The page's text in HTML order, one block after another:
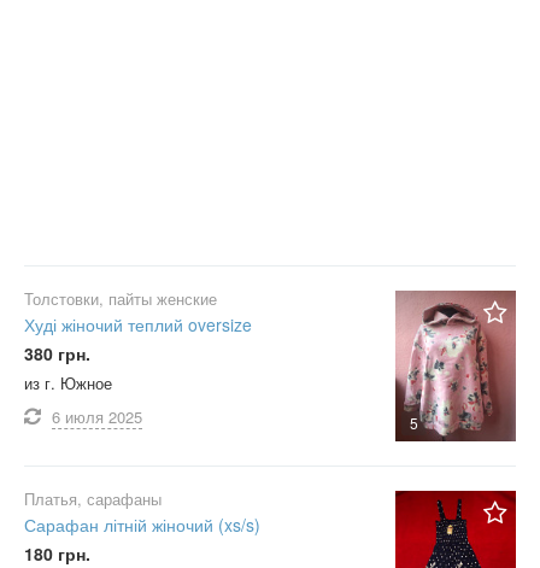
5
Толстовки, пайты женские
Худі жіночий теплий oversize
380 грн.
из г. Южное
6 июля 2025
Платья, сарафаны
Сарафан літній жіночий (xs/s)
180 грн.